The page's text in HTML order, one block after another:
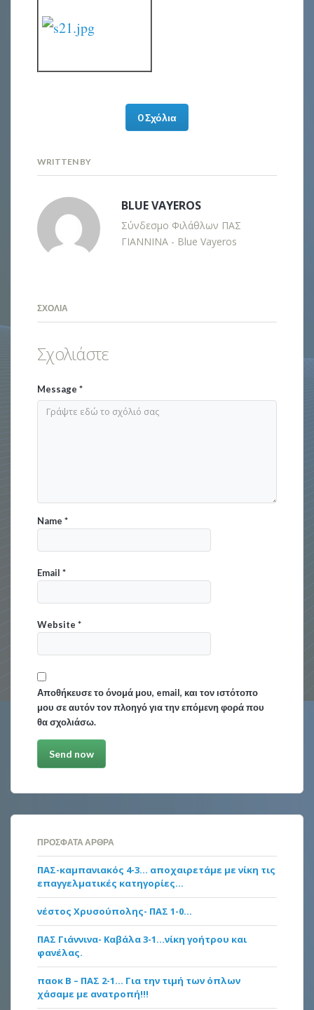
0 Σχόλια
WRITTEN BY
BLUE VAYEROS
Σύνδεσμο Φιλάθλων ΠΑΣ
ΓΙΑΝΝΙΝΑ - Blue Vayeros
ΣΧΌΛΙΑ
Σχολιάστε
Message*
Name*
Email*
Website*
Αποθήκευσε το όνομά μου, email, και τον ιστότοπο
μου σε αυτόν τον πλοηγό για την επόμενη φορά που
θα σχολιάσω.
ΠΡΌΣΦΑΤΑ ΆΡΘΡΑ
ΠΑΣ-καμπανιακός 4-3… αποχαιρετάμε με νίκη τις
επαγγελματικές κατηγορίες…
νέστος Χρυσούπολης- ΠΑΣ 1-0…
ΠΑΣ Γιάννινα- Καβάλα 3-1…νίκη γοήτρου και
φανέλας.
παοκ Β – ΠΑΣ 2-1… Για την τιμή των όπλων
χάσαμε με ανατροπή!!!